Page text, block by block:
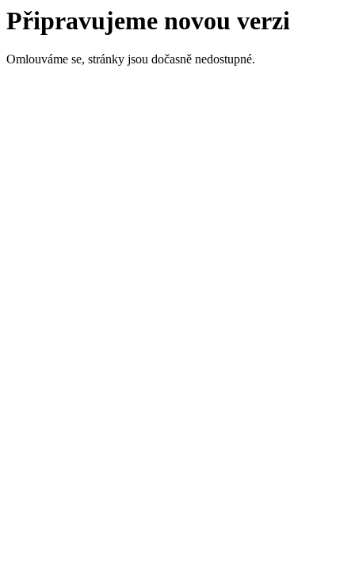
Připravujeme novou verzi
Omlouváme se, stránky jsou dočasně nedostupné.